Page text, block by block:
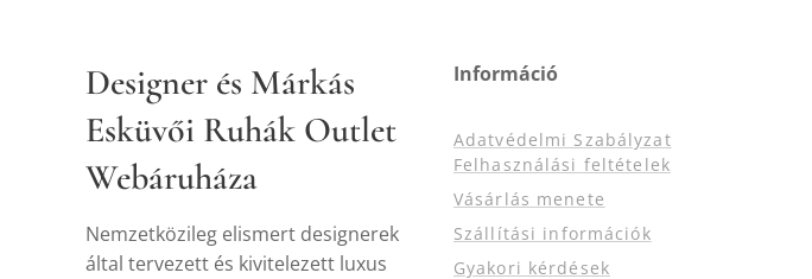
Designer és Márkás
Esküvői Ruhák Outlet
Webáruháza
Nemzetközileg elismert designerek
által tervezett és kivitelezett luxus
Információ
Adatvédelmi Szabályzat
Felhasználási feltételek
Vásárlás menete
Szállítási információk
Gyakori kérdések